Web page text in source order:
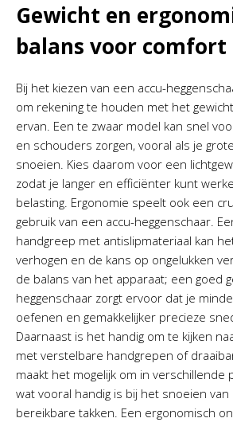
Gewicht en
balans voor comfort
Bij het kiezen van een accu-
om rekening te houden met het
ervan. Een te zwaar model kan snel
en schouders zorgen, vooral als je
snoeien. Kies daarom voor een
zodat je langer en efficiënter kunt
belasting. Ergonomie speelt ook een
gebruik van een accu-heggenschaar.
handgreep met antislipmateriaal kan
verhogen en de kans op ongelukken
de balans van het apparaat; een goed
heggenschaar zorgt ervoor dat je
oefenen en gemakkelijker precieze
Daarnaast is het handig om te kijken
met verstelbare handgrepen of
maakt het mogelijk om in verschillende
wat vooral handig is bij het snoeien
bereikbare takken. Een ergonomisch